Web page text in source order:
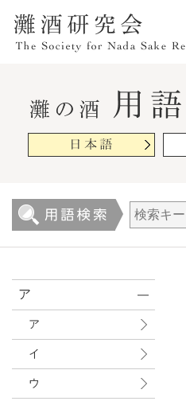
ア
ア
イ
ウ